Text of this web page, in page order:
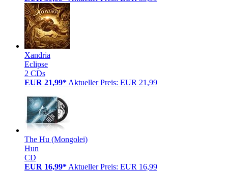
Xandria
Eclipse
2 CDs
EUR 21,99* Aktueller Preis: EUR 21,99
The Hu (Mongolei)
Hun
CD
EUR 16,99* Aktueller Preis: EUR 16,99